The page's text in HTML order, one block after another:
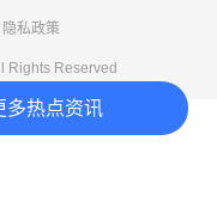
多热点资讯
隐私政策
Rights Reserved